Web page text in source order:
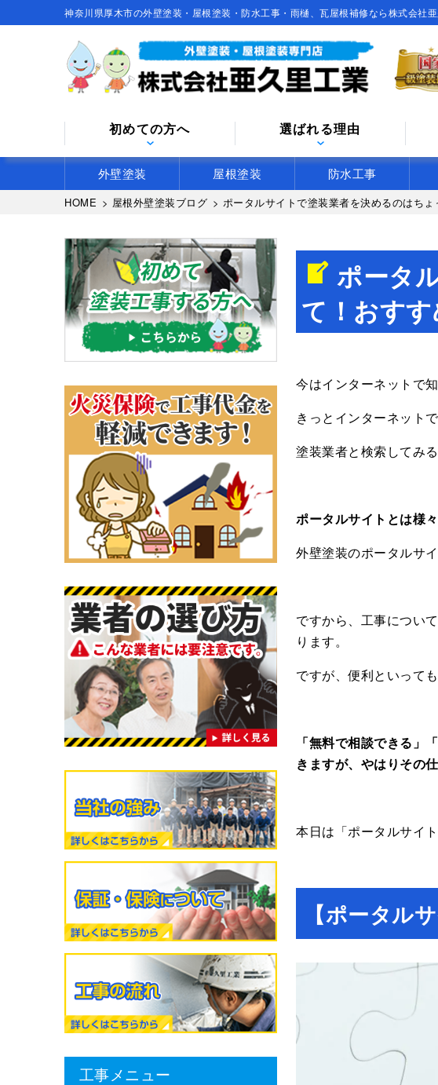
神奈川県厚木市の外壁塗装・屋根塗装・防水工事・雨樋、瓦屋根補修なら株式会社
初めての方へ 選ばれる理由
外壁塗装 屋根塗装 防水工事
HOME > 屋根外壁塗装ブログ > ポータルサイトで塗装業者を決めるのはち
ポータ
て！おすす
今はインターネットで
きっとインターネット
塗装業者と検索してみ
ポータルサイトとは様
外壁塗装のポータルサ
ですから、工事につい
ります。
ですが、便利といって
「無料で相談できる」
きますが、やはりその
本日は「ポータルサイ
【ポータル
工事メニュー